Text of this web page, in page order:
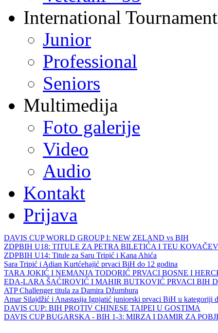
International
Junior
Professional
Seniors
Multimedija
Foto galerije
Video
Audio
Kontakt
Prijava
DAVIS CUP WORLD GROUP I: NEW ZELAND vs BIH
ZDPBIH U18: TITULE ZA PETRA BILETIĆA I TEU
ZDPBIH U14: Titule za Saru Tripić i Kana Ahića
Sara Tripić i Adian Kurtćehajić prvaci BiH do 12 godina
TARA JOKIĆ I NEMANJA TODORIĆ PRVACI BOSNE I
EDA-LARA ŠAĆIROVIĆ I MAHIR BUTKOVIĆ PRVACI BIH
ATP Challenger titula za Damira Džumhura
Amar Silajdžić i Anastasija Ignjatić juniorski prvaci BiH u kategoriji
DAVIS CUP: BIH PROTIV CHINESE TAIPEI U GOSTIMA
DAVIS CUP BUGARSKA - BIH 1-3: MIRZA I DAMIR ZA